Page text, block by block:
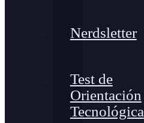
Nerdsletter
Test de
Orientación
Tecnológica